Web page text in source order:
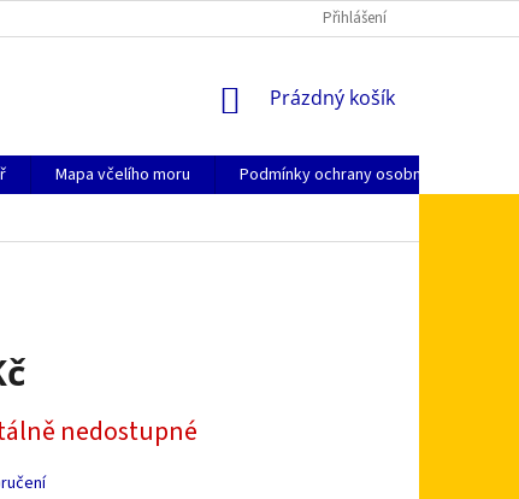
ÚDAJŮ JAK NAKUPOVAT
Přihlášení
NÁKUPNÍ
Prázdný košík
Mapa včelího moru
Podmínky ochrany osobních údajů
nedostupné